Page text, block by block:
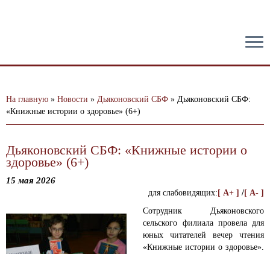
На главную » Новости » Дьяконовский СБФ » Дьяконовский СБФ:
«Книжные истории о здоровье» (6+)
Дьяконовский СБФ: «Книжные истории о
здоровье» (6+)
15 мая 2026
для слабовидящих: [ A+ ] /[ A- ]
Сотрудник Дьяконовского
сельского филиала провела для
юных читателей вечер чтения
«Книжные истории о здоровье».